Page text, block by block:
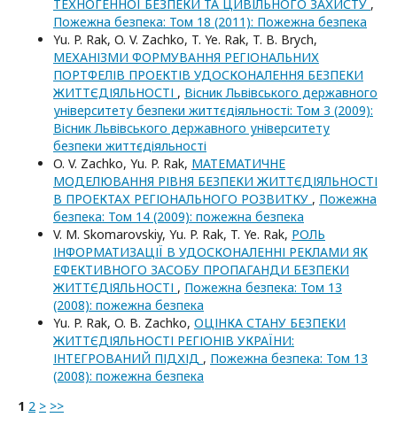
ТЕХНОГЕННОЇ БЕЗПЕКИ ТА ЦИВІЛЬНОГО ЗАХИСТУ ,
Пожежна безпека: Том 18 (2011): Пожежна безпека
Yu. P. Rak, O. V. Zachko, T. Ye. Rak, T. В. Brych,
МЕХАНІЗМИ ФОРМУВАННЯ РЕГІОНАЛЬНИХ
ПОРТФЕЛІВ ПРОЕКТІВ УДОСКОНАЛЕННЯ БЕЗПЕКИ
ЖИТТЄДІЯЛЬНОСТІ , Вісник Львівського державного
університету безпеки життєдіяльності: Том 3 (2009):
Вісник Львівського державного університету
безпеки життєдіяльності
O. V. Zachko, Yu. P. Rak, МАТЕМАТИЧНЕ
МОДЕЛЮВАННЯ РІВНЯ БЕЗПЕКИ ЖИТТЄДІЯЛЬНОСТІ
В ПРОЕКТАХ РЕГІОНАЛЬНОГО РОЗВИТКУ , Пожежна
безпека: Том 14 (2009): пожежна безпека
V. M. Skomarovskiy, Yu. P. Rak, T. Ye. Rak, РОЛЬ
ІНФОРМАТИЗАЦІЇ В УДОСКОНАЛЕННІ РЕКЛАМИ ЯК
ЕФЕКТИВНОГО ЗАСОБУ ПРОПАГАНДИ БЕЗПЕКИ
ЖИТТЄДІЯЛЬНОСТІ , Пожежна безпека: Том 13
(2008): пожежна безпека
Yu. P. Rak, O. В. Zachko, ОЦІНКА СТАНУ БЕЗПЕКИ
ЖИТТЄДІЯЛЬНОСТІ РЕГІОНІВ УКРАЇНИ:
ІНТЕГРОВАНИЙ ПІДХІД , Пожежна безпека: Том 13
(2008): пожежна безпека
1 2 > >>